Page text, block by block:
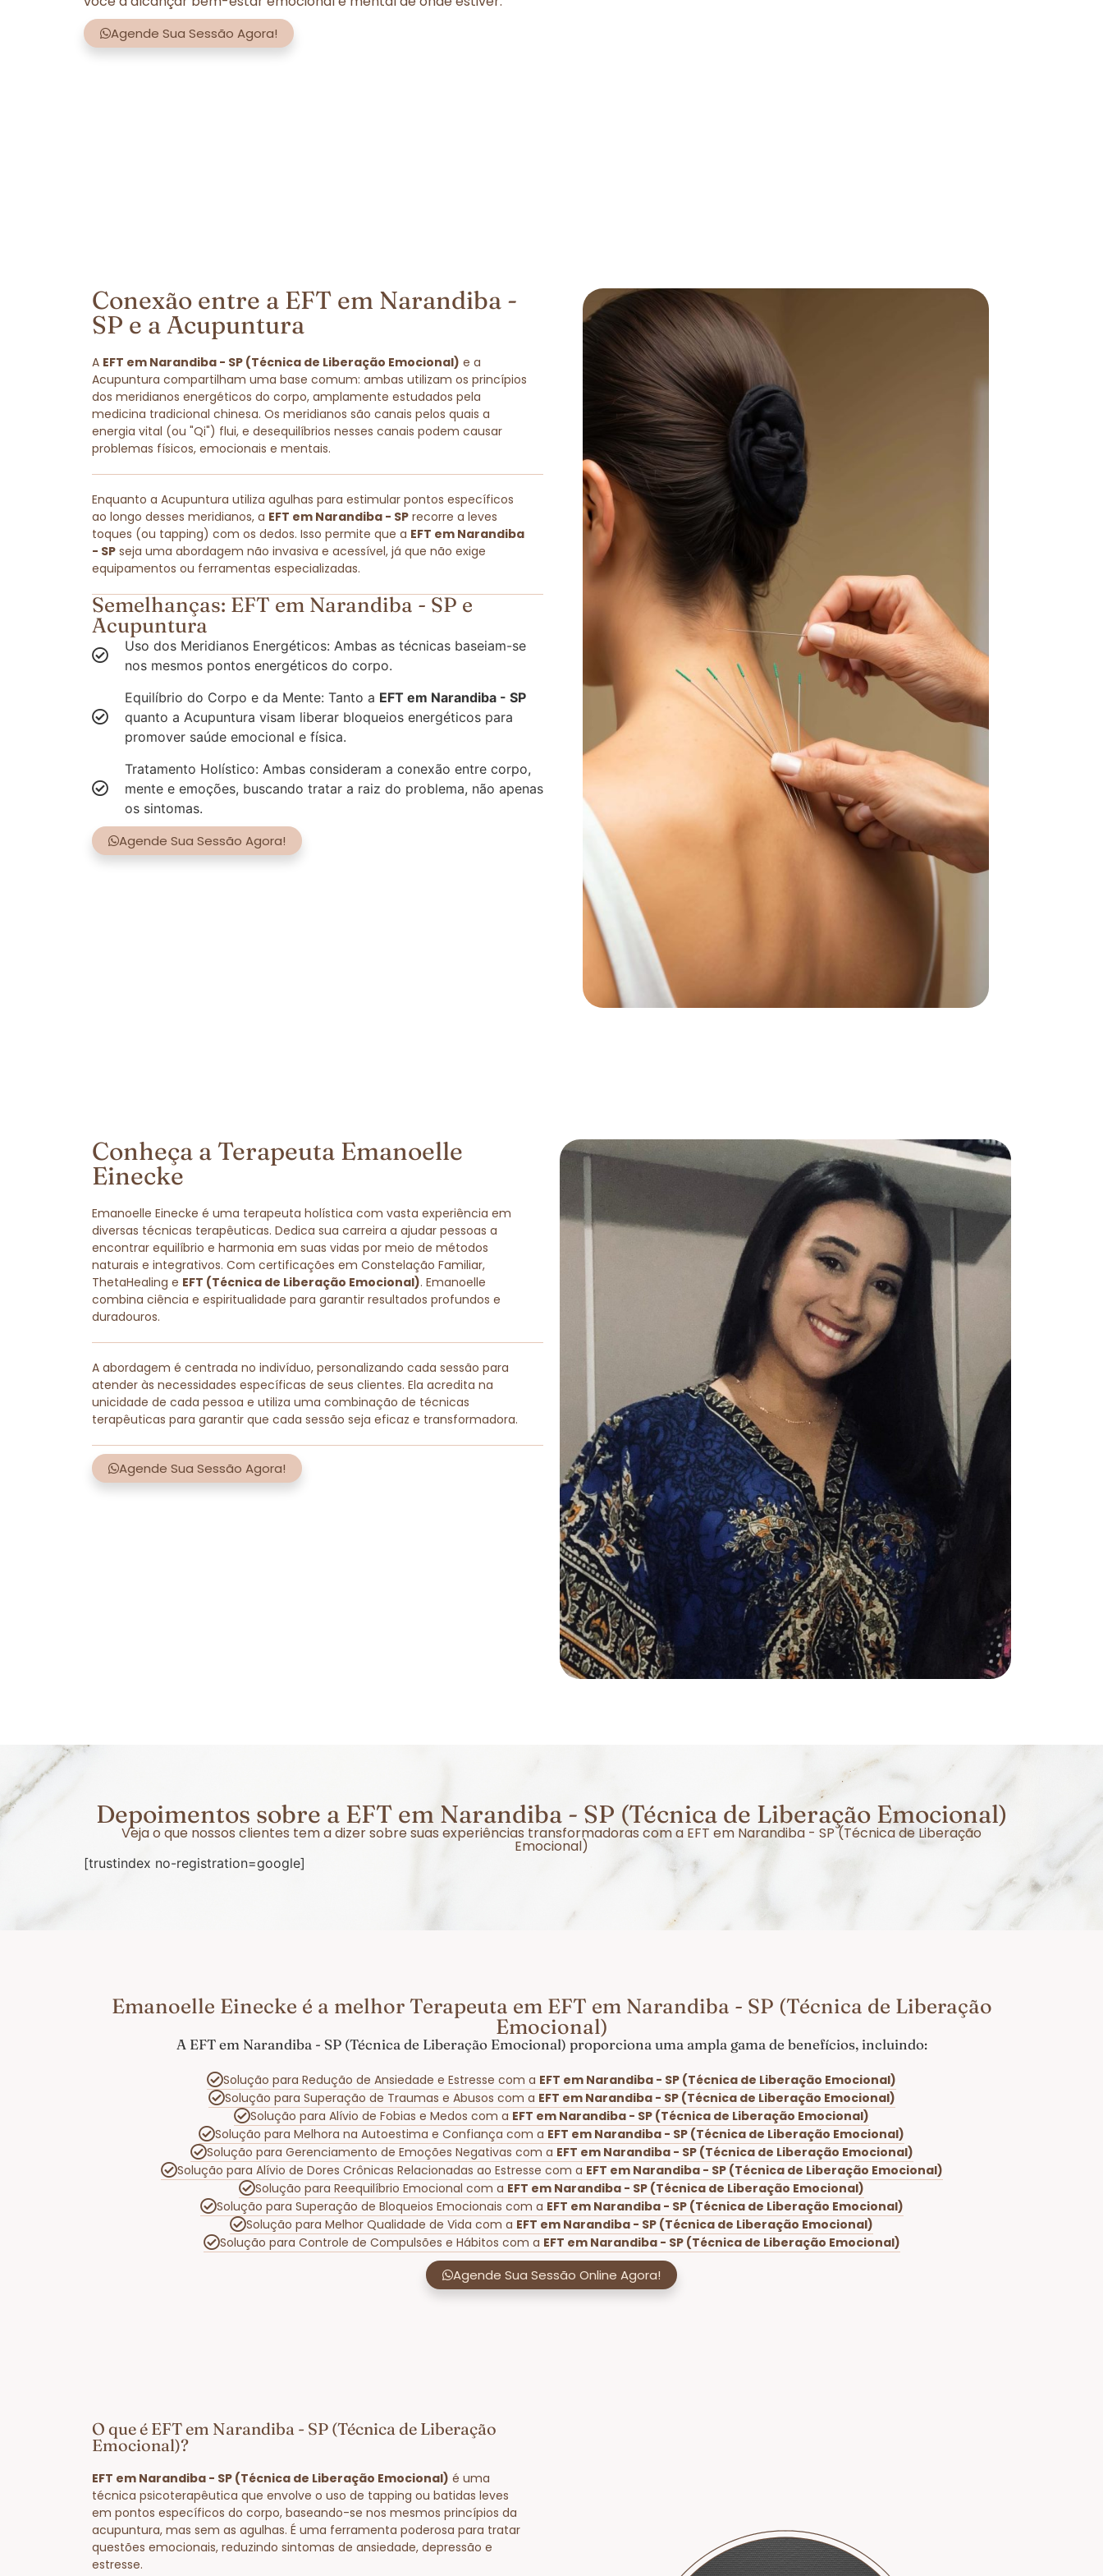
Agende Sua Sessão Agora!
Conexão entre a EFT em Narandiba -
SP e a Acupuntura
A EFT em Narandiba - SP (Técnica de Liberação Emocional) e a
Acupuntura compartilham uma base comum: ambas utilizam os princípios
dos meridianos energéticos do corpo, amplamente estudados pela
medicina tradicional chinesa. Os meridianos são canais pelos quais a
energia vital (ou "Qi") flui, e desequilíbrios nesses canais podem causar
problemas físicos, emocionais e mentais.
Enquanto a Acupuntura utiliza agulhas para estimular pontos específicos
ao longo desses meridianos, a EFT em Narandiba - SP recorre a leves
toques (ou tapping) com os dedos. Isso permite que a EFT em Narandiba
- SP seja uma abordagem não invasiva e acessível, já que não exige
equipamentos ou ferramentas especializadas.
Semelhanças: EFT em Narandiba - SP e
Acupuntura
Uso dos Meridianos Energéticos: Ambas as técnicas baseiam-se
nos mesmos pontos energéticos do corpo.
Equilíbrio do Corpo e da Mente: Tanto a EFT em Narandiba - SP
quanto a Acupuntura visam liberar bloqueios energéticos para
promover saúde emocional e física.
Tratamento Holístico: Ambas consideram a conexão entre corpo,
mente e emoções, buscando tratar a raiz do problema, não apenas
os sintomas.
Agende Sua Sessão Agora!
Conheça a Terapeuta Emanoelle
Einecke
Emanoelle Einecke é uma terapeuta holística com vasta experiência em
diversas técnicas terapêuticas. Dedica sua carreira a ajudar pessoas a
encontrar equilíbrio e harmonia em suas vidas por meio de métodos
naturais e integrativos. Com certificações em Constelação Familiar,
ThetaHealing e EFT (Técnica de Liberação Emocional). Emanoelle
combina ciência e espiritualidade para garantir resultados profundos e
duradouros.
A abordagem é centrada no indivíduo, personalizando cada sessão para
atender às necessidades específicas de seus clientes. Ela acredita na
unicidade de cada pessoa e utiliza uma combinação de técnicas
terapêuticas para garantir que cada sessão seja eficaz e transformadora.
Agende Sua Sessão Agora!
Depoimentos sobre a EFT em Narandiba - SP (Técnica de Liberação Emocional)
Veja o que nossos clientes tem a dizer sobre suas experiências transformadoras com a EFT em Narandiba - SP (Técnica de Liberação
Emocional)
[trustindex no-registration=google]
Emanoelle Einecke é a melhor Terapeuta em EFT em Narandiba - SP (Técnica de Liberação
Emocional)
A EFT em Narandiba - SP (Técnica de Liberação Emocional) proporciona uma ampla gama de benefícios, incluindo:
Solução para Redução de Ansiedade e Estresse com a EFT em Narandiba - SP (Técnica de Liberação Emocional)
Solução para Superação de Traumas e Abusos com a EFT em Narandiba - SP (Técnica de Liberação Emocional)
Solução para Alívio de Fobias e Medos com a EFT em Narandiba - SP (Técnica de Liberação Emocional)
Solução para Melhora na Autoestima e Confiança com a EFT em Narandiba - SP (Técnica de Liberação Emocional)
Solução para Gerenciamento de Emoções Negativas com a EFT em Narandiba - SP (Técnica de Liberação Emocional)
Solução para Alívio de Dores Crônicas Relacionadas ao Estresse com a EFT em Narandiba - SP (Técnica de Liberação Emocional)
Solução para Reequilíbrio Emocional com a EFT em Narandiba - SP (Técnica de Liberação Emocional)
Solução para Superação de Bloqueios Emocionais com a EFT em Narandiba - SP (Técnica de Liberação Emocional)
Solução para Melhor Qualidade de Vida com a EFT em Narandiba - SP (Técnica de Liberação Emocional)
Solução para Controle de Compulsões e Hábitos com a EFT em Narandiba - SP (Técnica de Liberação Emocional)
Agende Sua Sessão Online Agora!
O que é EFT em Narandiba - SP (Técnica de Liberação
Emocional)?
EFT em Narandiba - SP (Técnica de Liberação Emocional) é uma
técnica psicoterapêutica que envolve o uso de tapping ou batidas leves
em pontos específicos do corpo, baseando-se nos mesmos princípios da
acupuntura, mas sem as agulhas. É uma ferramenta poderosa para tratar
questões emocionais, reduzindo sintomas de ansiedade, depressão e
estresse.